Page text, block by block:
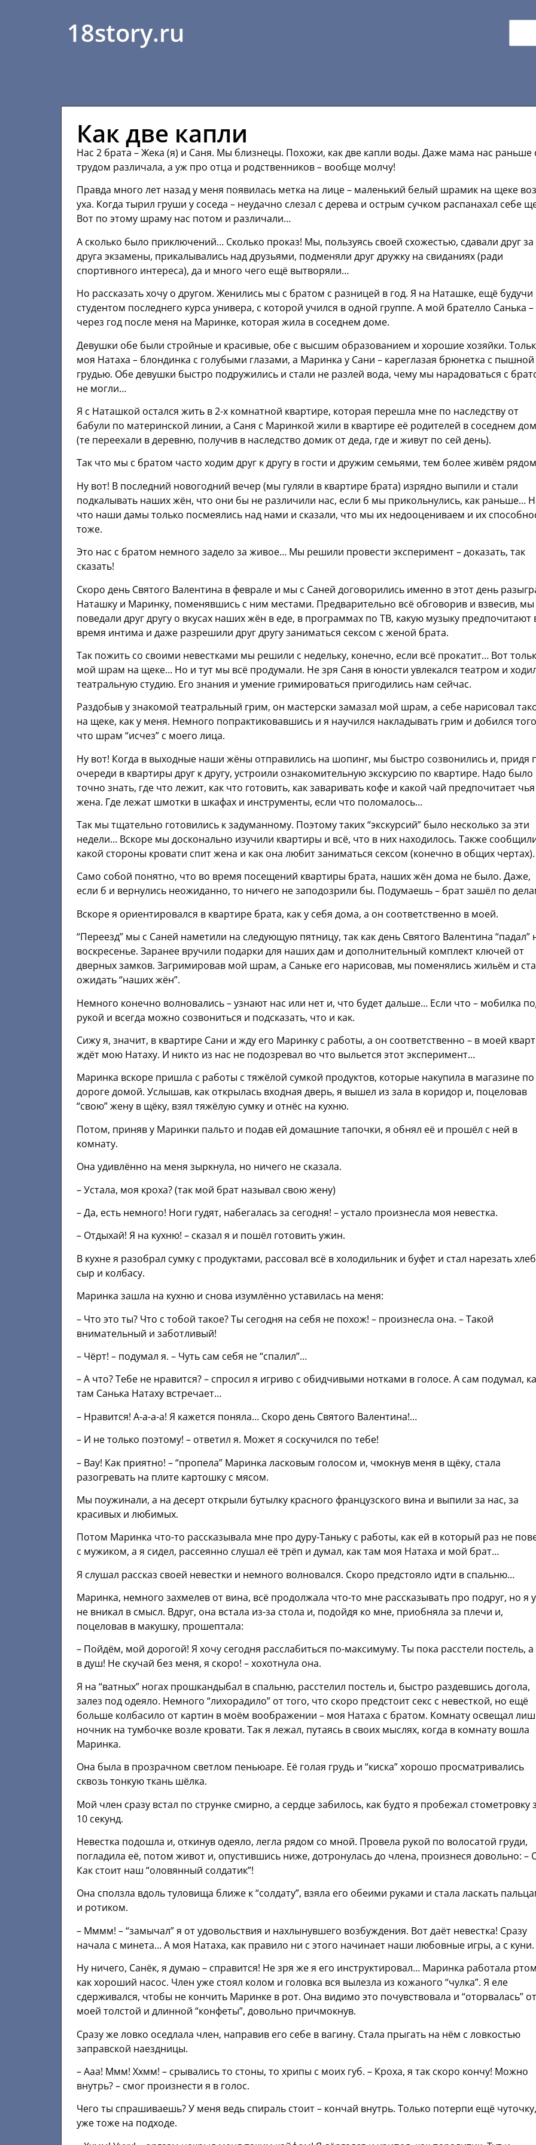
18story.ru
Как две капли
Нас 2 брата – Жека (я) и Саня. Мы близнецы. Похожи, как две капли воды. Даже мама нас раньше
трудом различала, а уж про отца и родственников – вообще молчу!
Правда много лет назад у меня появилась метка на лице – маленький белый шрамик на щеке
уха. Когда тырил груши у соседа – неудачно слезал с дерева и острым сучком распанахал себе
Вот по этому шраму нас потом и различали…
А сколько было приключений… Сколько проказ! Мы, пользуясь своей схожестью, сдавали друг за
друга экзамены, прикалывались над друзьями, подменяли друг дружку на свиданиях (ради
спортивного интереса), да и много чего ещё вытворяли…
Но рассказать хочу о другом. Женились мы с братом с разницей в год. Я на Наташке, ещё будучи
студентом последнего курса универа, с которой учился в одной группе. А мой брателло Санька –
через год после меня на Маринке, которая жила в соседнем доме.
Девушки обе были стройные и красивые, обе с высшим образованием и хорошие хозяйки.
моя Натаха – блондинка с голубыми глазами, а Маринка у Сани – кареглазая брюнетка с пышной
грудью. Обе девушки быстро подружились и стали не разлей вода, чему мы нарадоваться с
не могли…
Я с Наташкой остался жить в 2-х комнатной квартире, которая перешла мне по наследству от
бабули по материнской линии, а Саня с Маринкой жили в квартире её родителей в соседнем
(те переехали в деревню, получив в наследство домик от деда, где и живут по сей день).
Так что мы с братом часто ходим друг к другу в гости и дружим семьями, тем более живём
Ну вот! В последний новогодний вечер (мы гуляли в квартире брата) изрядно выпили и стали
подкалывать наших жён, что они бы не различили нас, если б мы прикольнулись, как раньше…
что наши дамы только посмеялись над нами и сказали, что мы их недооцениваем и их
тоже.
Это нас с братом немного задело за живое… Мы решили провести эксперимент – доказать, так
сказать!
Скоро день Святого Валентина в феврале и мы с Саней договорились именно в этот день
Наташку и Маринку, поменявшись с ним местами. Предварительно всё обговорив и взвесив, мы
поведали друг другу о вкусах наших жён в еде, в программах по ТВ, какую музыку предпочитают
время интима и даже разрешили друг другу заниматься сексом с женой брата.
Так пожить со своими невестками мы решили с недельку, конечно, если всё прокатит… Вот
мой шрам на щеке… Но и тут мы всё продумали. Не зря Саня в юности увлекался театром и
театральную студию. Его знания и умение гримироваться пригодились нам сейчас.
Раздобыв у знакомой театральный грим, он мастерски замазал мой шрам, а себе нарисовал
на щеке, как у меня. Немного попрактиковавшись и я научился накладывать грим и добился
что шрам “исчез” с моего лица.
Ну вот! Когда в выходные наши жёны отправились на шопинг, мы быстро созвонились и, придя
очереди в квартиры друг к другу, устроили ознакомительную экскурсию по квартире. Надо было
точно знать, где что лежит, как что готовить, как заваривать кофе и какой чай предпочитает чья
жена. Где лежат шмотки в шкафах и инструменты, если что поломалось…
Так мы тщательно готовились к задуманному. Поэтому таких “экскурсий” было несколько за эти
недели… Вскоре мы досконально изучили квартиры и всё, что в них находилось. Также
какой стороны кровати спит жена и как она любит заниматься сексом (конечно в общих чертах).
Само собой понятно, что во время посещений квартиры брата, наших жён дома не было. Даже,
если б и вернулись неожиданно, то ничего не заподозрили бы. Подумаешь – брат зашёл по
Вскоре я ориентировался в квартире брата, как у себя дома, а он соответственно в моей.
“Переезд” мы с Саней наметили на следующую пятницу, так как день Святого Валентина “падал”
воскресенье. Заранее вручили подарки для наших дам и дополнительный комплект ключей от
дверных замков. Загримировав мой шрам, а Саньке его нарисовав, мы поменялись жильём и
ожидать “наших жён”.
Немного конечно волновались – узнают нас или нет и, что будет дальше… Если что – мобилка
рукой и всегда можно созвониться и подсказать, что и как.
Сижу я, значит, в квартире Сани и жду его Маринку с работы, а он соответственно – в моей
ждёт мою Натаху. И никто из нас не подозревал во что выльется этот эксперимент…
Маринка вскоре пришла с работы с тяжёлой сумкой продуктов, которые накупила в магазине по
дороге домой. Услышав, как открылась входная дверь, я вышел из зала в коридор и, поцеловав
“свою” жену в щёку, взял тяжёлую сумку и отнёс на кухню.
Потом, приняв у Маринки пальто и подав ей домашние тапочки, я обнял её и прошёл с ней в
комнату.
Она удивлённо на меня зыркнула, но ничего не сказала.
– Устала, моя кроха? (так мой брат называл свою жену)
– Да, есть немного! Ноги гудят, набегалась за сегодня! – устало произнесла моя невестка.
– Отдыхай! Я на кухню! – сказал я и пошёл готовить ужин.
В кухне я разобрал сумку с продуктами, рассовал всё в холодильник и буфет и стал нарезать
сыр и колбасу.
Маринка зашла на кухню и снова изумлённо уставилась на меня:
– Что это ты? Что с тобой такое? Ты сегодня на себя не похож! – произнесла она. – Такой
внимательный и заботливый!
– Чёрт! – подумал я. – Чуть сам себя не “спалил”…
– А что? Тебе не нравится? – спросил я игриво с обидчивыми нотками в голосе. А сам подумал,
там Санька Натаху встречает…
– Нравится! А-а-а-а! Я кажется поняла… Скоро день Святого Валентина!…
– И не только поэтому! – ответил я. Может я соскучился по тебе!
– Вау! Как приятно! – “пропела” Маринка ласковым голосом и, чмокнув меня в щёку, стала
разогревать на плите картошку с мясом.
Мы поужинали, а на десерт открыли бутылку красного французского вина и выпили за нас, за
красивых и любимых.
Потом Маринка что-то рассказывала мне про дуру-Таньку с работы, как ей в который раз не
с мужиком, а я сидел, рассеянно слушал её трёп и думал, как там моя Натаха и мой брат…
Я слушал рассказ своей невестки и немного волновался. Скоро предстояло идти в спальню…
Маринка, немного захмелев от вина, всё продолжала что-то мне рассказывать про подруг, но я
не вникал в смысл. Вдруг, она встала из-за стола и, подойдя ко мне, приобняла за плечи и,
поцеловав в макушку, прошептала:
– Пойдём, мой дорогой! Я хочу сегодня расслабиться по-максимуму. Ты пока расстели постель, а
в душ! Не скучай без меня, я скоро! – хохотнула она.
Я на “ватных” ногах прошкандыбал в спальню, расстелил постель и, быстро раздевшись догола,
залез под одеяло. Немного “лихорадило” от того, что скоро предстоит секс с невесткой, но ещё
больше колбасило от картин в моём воображении – моя Натаха с братом. Комнату освещал
ночник на тумбочке возле кровати. Так я лежал, путаясь в своих мыслях, когда в комнату вошла
Маринка.
Она была в прозрачном светлом пеньюаре. Её голая грудь и “киска” хорошо просматривались
сквозь тонкую ткань шёлка.
Мой член сразу встал по струнке смирно, а сердце забилось, как будто я пробежал стометровку
10 секунд.
Невестка подошла и, откинув одеяло, легла рядом со мной. Провела рукой по волосатой груди,
погладила её, потом живот и, опустившись ниже, дотронулась до члена, произнеся довольно: –
Как стоит наш “оловянный солдатик”!
Она сползла вдоль туловища ближе к “солдату”, взяла его обеими руками и стала ласкать
и ротиком.
– Мммм! – “замычал” я от удовольствия и нахлынувшего возбуждения. Вот даёт невестка! Сразу
начала с минета… А моя Натаха, как правило ни с этого начинает наши любовные игры, а с куни.
Ну ничего, Санёк, я думаю – справится! Не зря же я его инструктировал… Маринка работала
как хороший насос. Член уже стоял колом и головка вся вылезла из кожаного “чулка”. Я еле
сдерживался, чтобы не кончить Маринке в рот. Она видимо это почувствовала и “оторвалась” от
моей толстой и длинной “конфеты”, довольно причмокнув.
Сразу же ловко оседлала член, направив его себе в вагину. Стала прыгать на нём с ловкостью
заправской наездницы.
– Ааа! Ммм! Ххмм! – срывались то стоны, то хрипы с моих губ. – Кроха, я так скоро кончу! Можно
внутрь? – смог произнести я в голос.
Чего ты спрашиваешь? У меня ведь спираль стоит – кончай внутрь. Только потерпи ещё
уже тоже на подходе.